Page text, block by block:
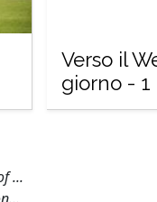
Verso il
giorno - 1
...